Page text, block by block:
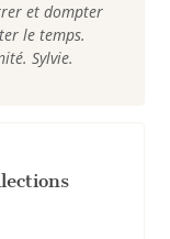
et dompter
le temps.
Sylvie.